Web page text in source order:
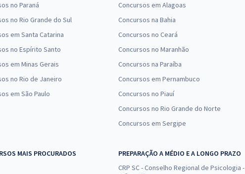
12x deR$ 12,49 Comprar
11,66
ou R$ 139,90 à vista
Comprar
no Paraná
no Rio Grande do Sul
em Santa Catarina
no Espírito Santo
em Minas Gerais
no Rio de Janeiro
em São Paulo
Concursos em Alagoas
Concursos na Bahia
Concursos no Ceará
Concursos no Maranhão
Concursos na Paraíba
Concursos em Pernambuco
Concursos no Piauí
Concursos no Rio Grande do Norte
Concursos em Sergipe
MAIS PROCURADOS
PREPARAÇÃO A MÉDIO E A LONGO PRAZO
CRP SC - Conselho Regional de Psicologia -